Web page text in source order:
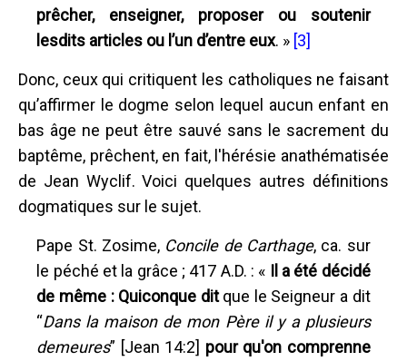
prêcher, enseigner, proposer ou soutenir
lesdits articles ou l’un d’entre eux. » [3]
Donc, ceux qui critiquent les catholiques ne faisant
qu’affirmer le dogme selon lequel aucun enfant en
bas âge ne peut être sauvé sans le sacrement du
baptême, prêchent, en fait, l'hérésie anathématisée
de Jean Wyclif. Voici quelques autres définitions
dogmatiques sur le sujet.
Pape St. Zosime, Concile de Carthage, ca. sur
le péché et la grâce ; 417 A.D. : « Il a été décidé
de même : Quiconque ditque le Seigneur a dit
“Dans la maison de mon Père il y a plusieurs
demeures” [Jean 14:2] pour qu'on comprenne